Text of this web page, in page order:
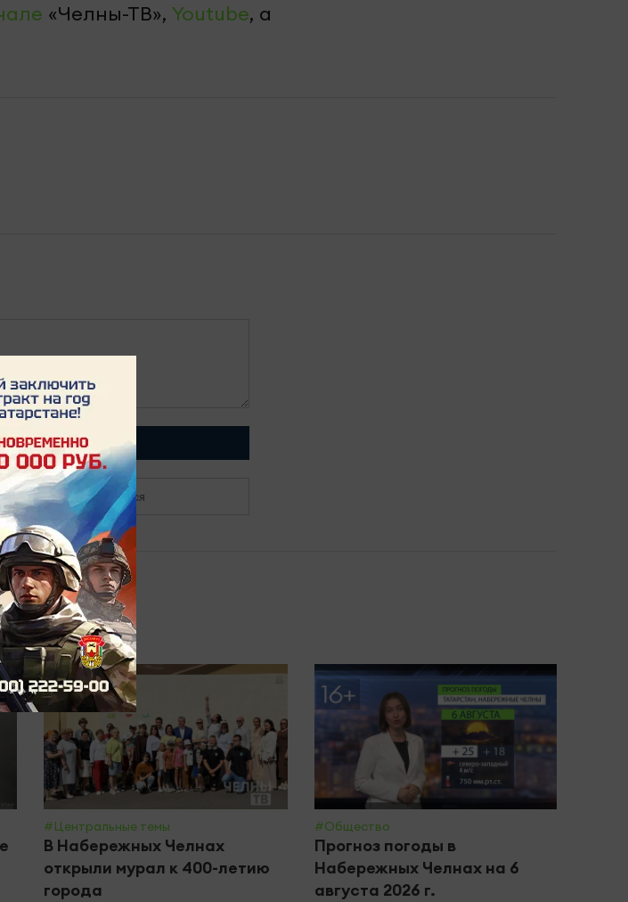
«Челны-ТВ», Youtube, а
Зарегистрироваться
#Центральные темы
В Набережных Челнах
открыли мурал к 400-летию
города
#Общество
Прогноз погоды в
Набережных Челнах на 6
августа 2026 г.